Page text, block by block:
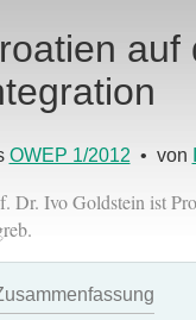
auf
OWEP 1/2012 • von
Dr. Ivo Goldstein ist